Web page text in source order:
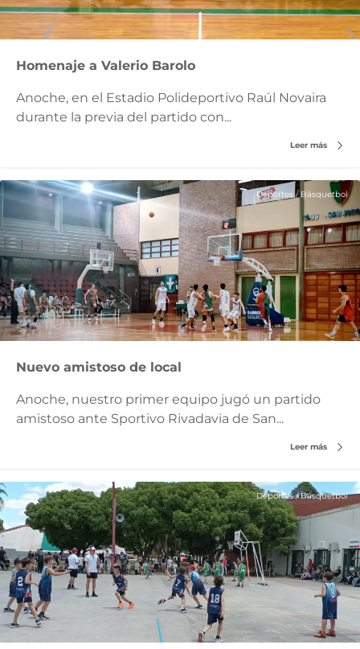
Homenaje a Valerio Barolo
Anoche, en el Estadio Polideportivo Raúl Novaira
durante la previa del partido con...
Leer más
Deportes / Básquetbol
Nuevo amistoso de local
Anoche, nuestro primer equipo jugó un partido
amistoso ante Sportivo Rivadavia de San...
Leer más
Deportes / Básquetbol